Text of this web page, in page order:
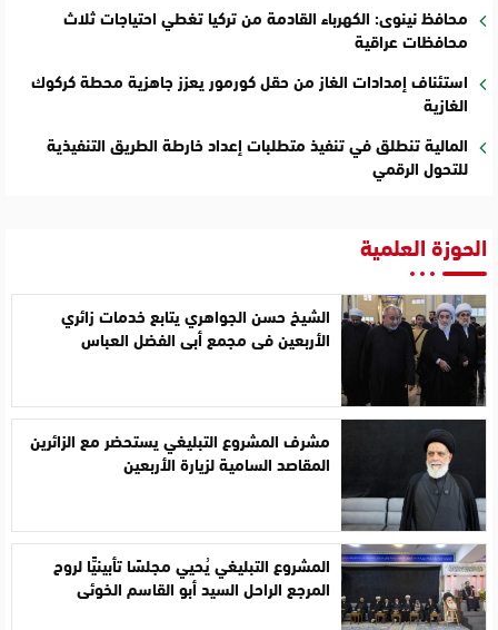
محافظ نينوى: الكهرباء القادمة من تركيا تغطي احتياجات ثلاث
محافظات عراقية
استئناف إمدادات الغاز من حقل كورمور يعزز جاهزية محطة كركوك
الغازية
المالية تنطلق في تنفيذ متطلبات إعداد خارطة الطريق التنفيذية
للتحول الرقمي
الحوزة العلمية
الشيخ حسن الجواهري يتابع خدمات زائري
الأربعين في مجمع أبي الفضل العباس
مشرف المشروع التبليغي يستحضر مع الزائرين
المقاصد السامية لزيارة الأربعين
المشروع التبليغي يُحيي مجلسًا تأبينيًّا لروح
المرجع الراحل السيد أبو القاسم الخوئي